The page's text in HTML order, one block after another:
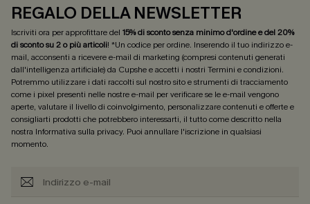
REGALO DELLA NEWSLETTER
Iscriviti ora per approfittare del 15% di sconto senza minimo d'ordine e del 20%
di sconto su 2 o più articoli! *Un codice per ordine. Inserendo il tuo indirizzo e-
mail, acconsenti a ricevere e-mail di marketing (compresi contenuti generati
dall'intelligenza artificiale) da Cupshe e accetti i nostri Termini e condizioni.
Potremmo utilizzare i dati raccolti sul nostro sito e strumenti di tracciamento
come i pixel presenti nelle nostre e-mail per verificare se le e-mail vengono
aperte, valutare il livello di coinvolgimento, personalizzare contenuti e offerte e
consigliarti prodotti che potrebbero interessarti, il tutto come descritto nella
nostra Informativa sulla privacy. Puoi annullare l'iscrizione in qualsiasi
momento.